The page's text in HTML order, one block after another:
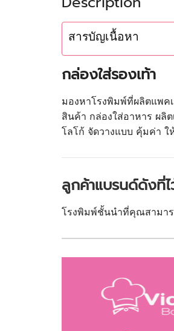
สารบัญเนื้อหา
กล่องใส่รองเท้า
มองหาโรงพิมพ์ที่ผลิตแพคเ
สินค้า กล่องใส่อาหาร ผลิ
โลโก้ จัดวางแบบ คุ้มค่า
ลูกค้าแบรนด์ดังที่ไ
โรงพิมพ์ชั้นนำที่คุณสามาร